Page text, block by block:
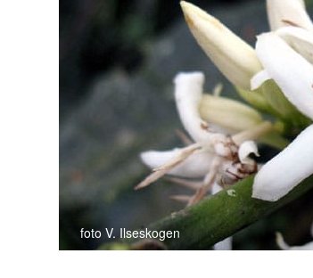
foto V. Ilseskogen